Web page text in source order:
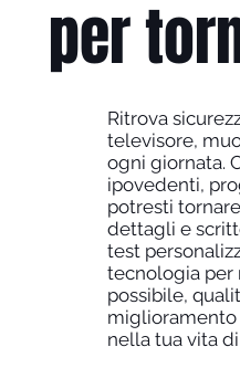
per
Ritrova
televisore,
ogni giornata.
ipovedenti,
potresti
dettagli e
test
tecnologia per
possibile,
nella tua vita